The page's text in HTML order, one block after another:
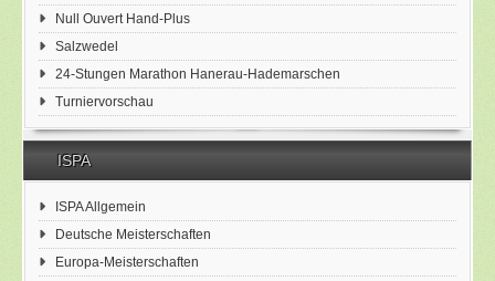
Null Ouvert Hand-Plus
Salzwedel
24-Stungen Marathon Hanerau-Hademarschen
Turniervorschau
ISPA
ISPA Allgemein
Deutsche Meisterschaften
Europa-Meisterschaften